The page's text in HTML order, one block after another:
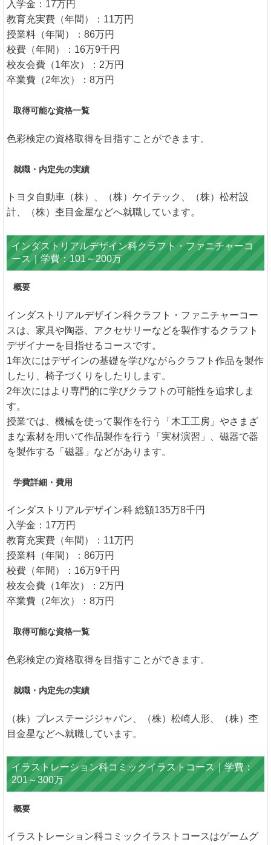
入学金：17万円
教育充実費（年間）：11万円
授業料（年間）：86万円
校費（年間）：16万9千円
校友会費（1年次）：2万円
卒業費（2年次）：8万円
取得可能な資格一覧
色彩検定の資格取得を目指すことができます。
就職・内定先の実績
トヨタ自動車（株）、（株）ケイテック、（株）松村設
計、（株）杢目金屋などへ就職しています。
インダストリアルデザイン科クラフト・ファニチャーコ
ース｜学費：101～200万
概要
インダストリアルデザイン科クラフト・ファニチャーコー
スは、家具や陶器、アクセサリーなどを製作するクラフト
デザイナーを目指せるコースです。
1年次にはデザインの基礎を学びながらクラフト作品を製作
したり、椅子づくりをしたりします。
2年次にはより専門的に学びクラフトの可能性を追求しま
す。
授業では、機械を使って製作を行う「木工工房」やさまざ
まな素材を用いて作品製作を行う「実材演習」、磁器で器
を製作する「磁器」などがあります。
学費詳細・費用
インダストリアルデザイン科 総額135万8千円
入学金：17万円
教育充実費（年間）：11万円
授業料（年間）：86万円
校費（年間）：16万9千円
校友会費（1年次）：2万円
卒業費（2年次）：8万円
取得可能な資格一覧
色彩検定の資格取得を目指すことができます。
就職・内定先の実績
（株）プレステージジャパン、（株）松崎人形、（株）杢
目金星などへ就職しています。
イラストレーション科コミックイラストコース｜学費：
201～300万
概要
イラストレーション科コミックイラストコースはゲームグ